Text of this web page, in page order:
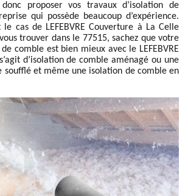
proposer vos travaux d’isolation de
qui possède beaucoup d’expérience.
le cas de LEFEBVRE Couverture à La Celle
trouver dans le 77515, sachez que votre
comble est bien mieux avec le LEFEBVRE
d’isolation de comble aménagé ou une
soufflé et même une isolation de comble en